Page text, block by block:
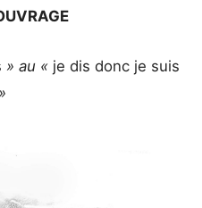
» au « je dis donc je suis